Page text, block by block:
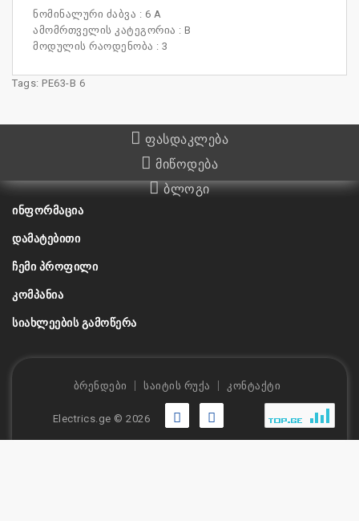
ნომინალური ძაბვა : 6 A
ამომრთველის კატეგორია : B
მოდულის რაოდენობა : 3
Tags: PE63-B 6
ფასდაკლება
მიწოდება
ბლოგი
ᲘᲜᲤᲝᲠᲛᲐᲪᲘᲐ
ᲓᲐᲛᲐᲢᲔᲑᲘᲗᲘ
ᲩᲔᲛᲘ ᲞᲠᲝᲤᲘᲚᲘ
ᲙᲝᲛᲞᲐᲜᲘᲐ
ᲡᲘᲐᲮᲚᲔᲔᲑᲘᲡ ᲒᲐᲛᲝᲬᲔᲠᲐ
ბრენდები საიტის რუქა კონტაქტი
Electrics.ge © 2026